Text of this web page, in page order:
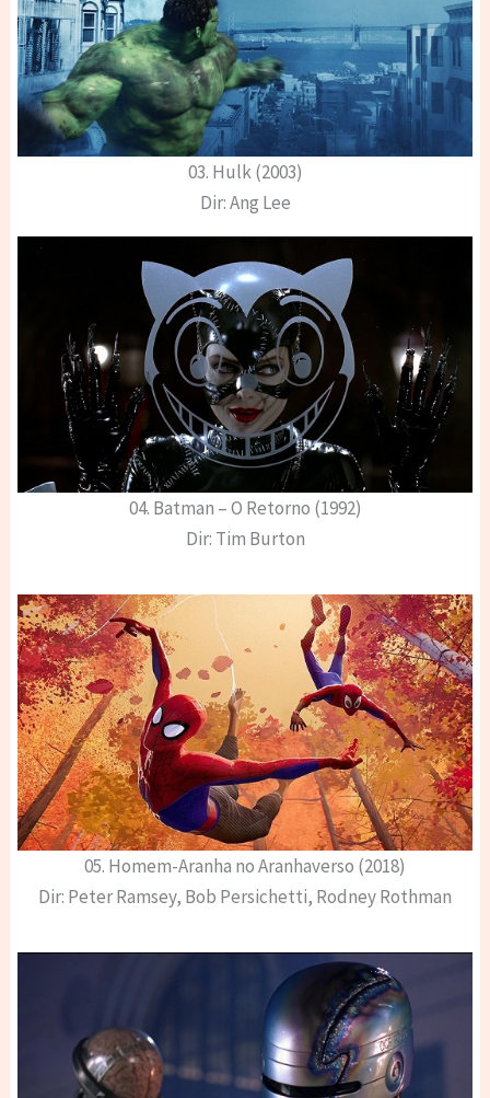
03. Hulk (2003)
Dir: Ang Lee
04. Batman – O Retorno (1992)
Dir: Tim Burton
05. Homem-Aranha no Aranhaverso (2018)
Dir: Peter Ramsey, Bob Persichetti, Rodney Rothman